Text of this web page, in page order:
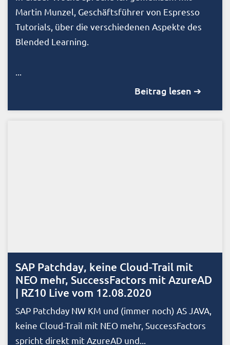
Martin Munzel, Geschäftsführer von Espresso
Tutorials, über die verschiedenen Aspekte des
Blended Learning.
Beitrag lesen ➔
SAP Patchday, keine Cloud-Trail mit
NEO mehr, SuccessFactors mit AzureAD
| RZ10 Live vom 12.08.2020
SAP Patchday NW KM und (immer noch) AS JAVA,
keine Cloud-Trail mit NEO mehr, SuccessFactors
spricht direkt mit AzureAD und...